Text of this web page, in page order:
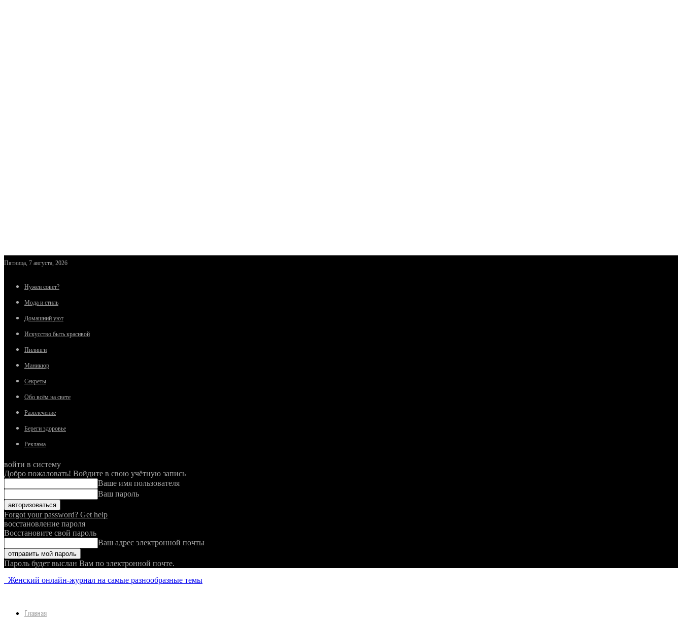
Пятница, 7 августа, 2026
Нужен совет?
Мода и стиль
Домашний уют
Искусство быть красивой
Пилинги
Маникюр
Секреты
Обо всём на свете
Развлечение
Береги здоровье
Реклама
войти в систему
Добро пожаловать! Войдите в свою учётную запись
Ваше имя пользователя
Ваш пароль
Forgot your password? Get help
восстановление пароля
Восстановите свой пароль
Ваш адрес электронной почты
Пароль будет выслан Вам по электронной почте.
Женский онлайн-журнал на самые разнообразные темы
Главная